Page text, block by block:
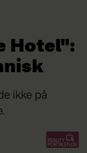
Hotel":
ikke på